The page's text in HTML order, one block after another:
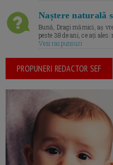
Naștere naturală
Bună, Dragi mămici, aș
peste 38 de ani, ce ați
Vezi raspunsuri
PROPUNERI REDACTOR SEF